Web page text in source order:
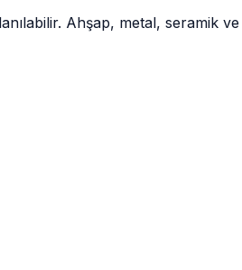
Ahşap, metal, seramik